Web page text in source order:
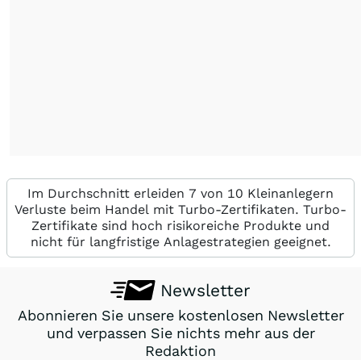
Im Durchschnitt erleiden 7 von 10 Kleinanlegern
Verluste beim Handel mit Turbo-Zertifikaten. Turbo-
Zertifikate sind hoch risikoreiche Produkte und
nicht für langfristige Anlagestrategien geeignet.
Newsletter
Abonnieren Sie unsere kostenlosen Newsletter
und verpassen Sie nichts mehr aus der
Redaktion